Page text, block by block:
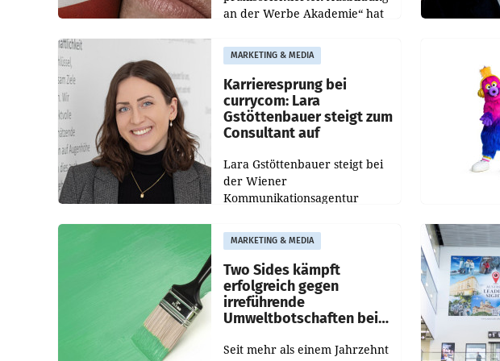
an der Werbe Akademie“ hat
WIFI Wien eine neue
Imagekampagne gestartet.
MARKETING & MEDIA
Karrieresprung bei
currycom: Lara
Gstöttenbauer steigt zum
Consultant auf
Lara Gstöttenbauer steigt bei
der Wiener
Kommunikationsagentur
partners zum Consultant auf.
Die 27-jährige Beraterin
betreut Kundinnen und
Kunden in den Bereichen
MARKETING & MEDIA
Two Sides kämpft
erfolgreich gegen
irreführende
Umweltbotschaften beim
Seit mehr als einem Jahrzehnt